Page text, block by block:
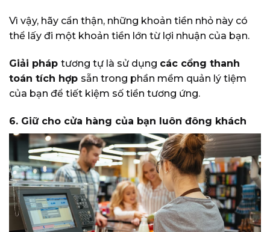
Vì vậy, hãy cẩn thận, những khoản tiền nhỏ này có
thể lấy đi một khoản tiền lớn từ lợi nhuận của bạn.
Giải pháp tương tự là sử dụng các cổng thanh
toán tích hợp sẵn trong phần mềm quản lý tiệm
của bạn để tiết kiệm số tiền tương ứng.
6. Giữ cho cửa hàng của bạn luôn đông khách